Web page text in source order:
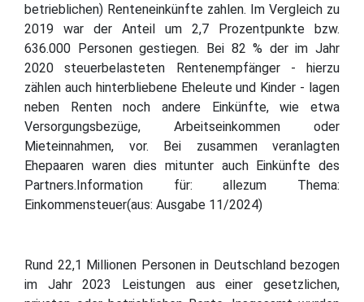
betrieblichen) Renteneinkünfte zahlen. Im Vergleich zu
2019 war der Anteil um 2,7 Prozentpunkte bzw.
636.000 Personen gestiegen. Bei 82 % der im Jahr
2020 steuerbelasteten Rentenempfänger - hierzu
zählen auch hinterbliebene Eheleute und Kinder - lagen
neben Renten noch andere Einkünfte, wie etwa
Versorgungsbezüge, Arbeitseinkommen oder
Mieteinnahmen, vor. Bei zusammen veranlagten
Ehepaaren waren dies mitunter auch Einkünfte des
Partners.Information für: allezum Thema:
Einkommensteuer(aus: Ausgabe 11/2024)
Rund 22,1 Millionen Personen in Deutschland bezogen
im Jahr 2023 Leistungen aus einer gesetzlichen,